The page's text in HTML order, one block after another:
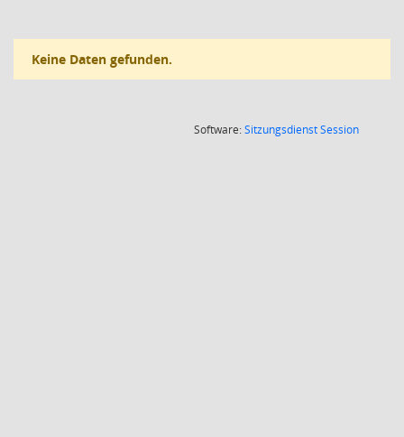
Keine Daten gefunden.
Software:SitzungsdienstSession(Wird in